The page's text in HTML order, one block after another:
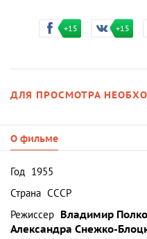
+15 +15
ДЛЯ ПРОСМОТРА
О фильме
Год 1955
Страна СССР
Режиссер Владимир
Александра Снежко-